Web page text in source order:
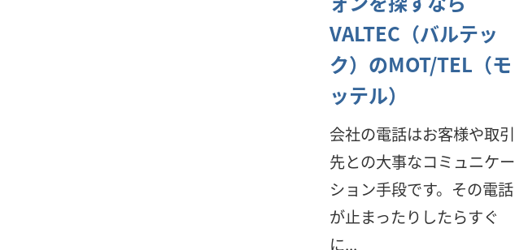
VALTEC（バルテッ
ク）のMOT/TEL（モ
ッテル）
会社の電話はお客様や取引
先との大事なコミュニケー
ション手段です。その電話
が止まったりしたらすぐ
に...